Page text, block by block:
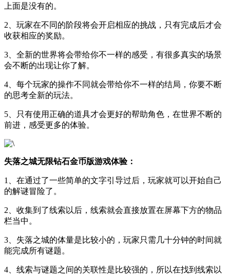
上面是没有的。
2、玩家在不同的阶段将会开启相应的挑战，只有完成后才会
收获相应的奖励。
3、全新的世界将会带给你不一样的感受，有很多真实的场景
会不断的出现让你了解。
4、每个玩家的操作不同就会带给你不一样的结局，你要不断
的思考全新的玩法。
5、只有使用正确的道具才会更好的帮助角色，在世界不断的
前进，感受更多的体验。
失落之城无限钻石金币版游戏体验：
1、在通过了一些简单的文字引导过后，玩家就可以开始自己
的解谜冒险了。
2、收集到了线索以后，线索就会直接放置在屏幕下方的物品
栏当中。
3、失落之城的体量是比较小的，玩家只需几十分钟的时间就
能完成所有谜题。
4、线索与谜题之间的关联性是比较强的，所以在找到线索以